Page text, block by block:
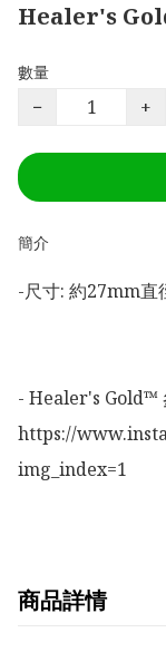
Healer's
數量
− +
簡介
-尺寸: 約27mm直
- Healer's Gold™
https://
img_index=1
商品詳情